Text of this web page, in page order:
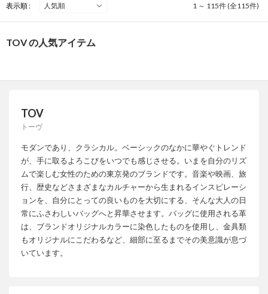
表示順 : 1 ～ 115件 (全115件)
TOV の人気アイテム
TOV
トーヴ
モダンであり、クラシカル。ベーシックのなかに華やぐトレンド
が、手に取るよろこびをいつでも感じさせる。いまを自分のリズ
ムで楽しむ女性のための東京発のブランドです。音楽や映画、旅
行、歴史などさまざまなカルチャーから生まれるインスピレーシ
ョンを、自分にとっての良いものを大切にする、そんな大人の日
常にふさわしいバッグへと昇華させます。バッグに使用される革
は、ブランドオリジナルカラーに染色したものを使用し、金具類
もオリジナルにこだわるなど、細部に至るまでその美意識が息づ
いています。